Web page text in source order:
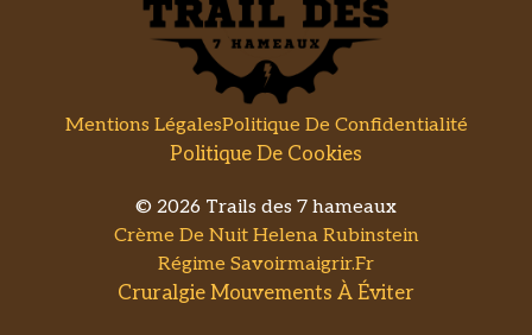
Mentions LégalesPolitique De Confidentialité
Politique De Cookies
© 2026 Trails des 7 hameaux
Crème De Nuit Helena Rubinstein
Régime Savoirmaigrir.fr
Cruralgie Mouvements À Éviter